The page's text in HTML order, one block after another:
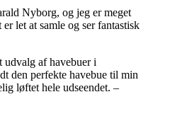
Nyborg, og jeg er meget
let at samle og ser fantastisk
udvalg af havebuer i
den perfekte havebue til min
løftet hele udseendet. –